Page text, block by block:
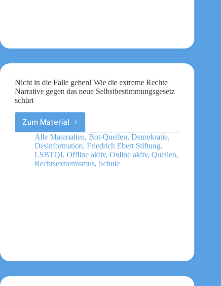
Nicht in die Falle gehen! Wie die extreme Rechte
Narrative gegen das neue Selbstbestimmungsgesetz
schürt
Zum Material
Nicht
in
die
Falle
gehen!
Alle Materialien, Bot-Quellen, Demokratie,
Desinformation, Friedrich Ebert Stiftung,
LSBTQI, Offline aktiv, Online aktiv, Quellen,
Rechtsextremismus, Schule